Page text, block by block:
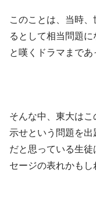
このことは、当時、
るとして相当問題に
と嘆くドラマまであ
そんな中、東大は
示せという問題を
だと思っている生
セージの表れかもし